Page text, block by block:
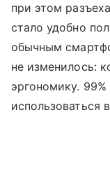
при этом
стало удобно
обычным
не изменилось:
эргономику.
использоваться